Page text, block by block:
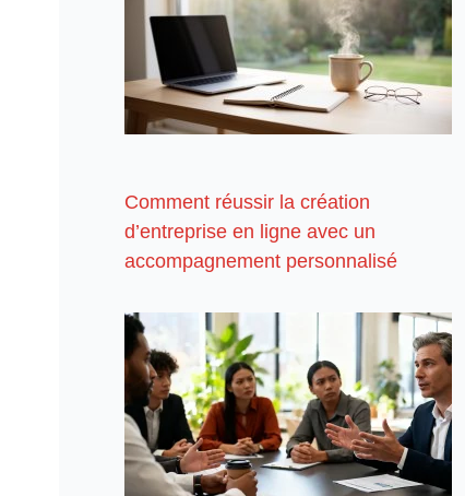
Comment réussir la création
d’entreprise en ligne avec un
accompagnement personnalisé